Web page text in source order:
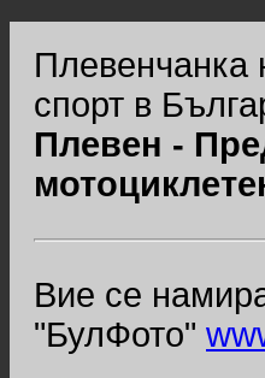
Плевенчанка
спорт в
Плевен -
Вие се
"БулФото"